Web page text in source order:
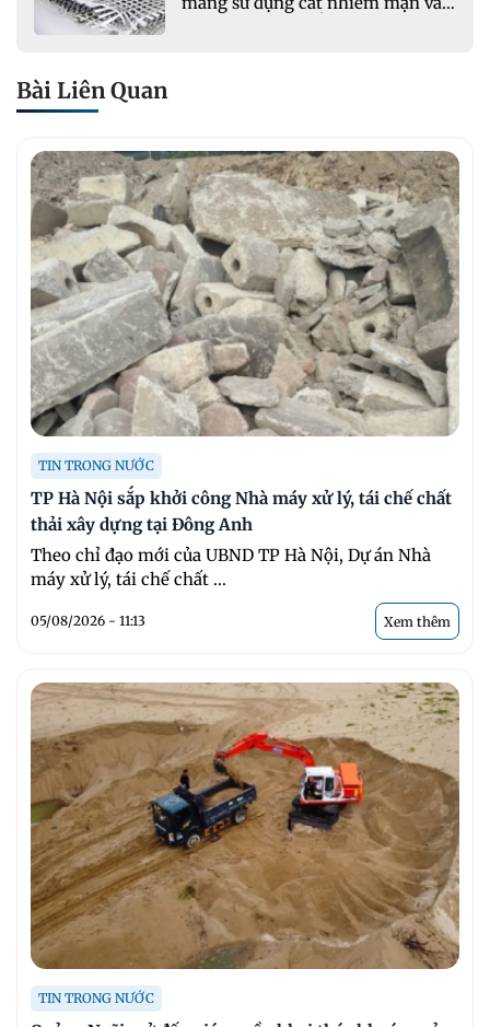
Bài Liên Quan
TIN TRONG NƯỚC
TP Hà Nội sắp khởi công Nhà máy xử lý, tái chế chất
thải xây dựng tại Đông Anh
Theo chỉ đạo mới của UBND TP Hà Nội, Dự án Nhà
máy xử lý, tái chế chất ...
05/08/2026 - 11:13 Xem thêm
TIN TRONG NƯỚC